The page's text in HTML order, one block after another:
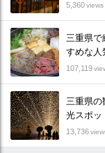
5,360views
三重県で
すめな人
107,119
三重県の
光スポッ
13,736